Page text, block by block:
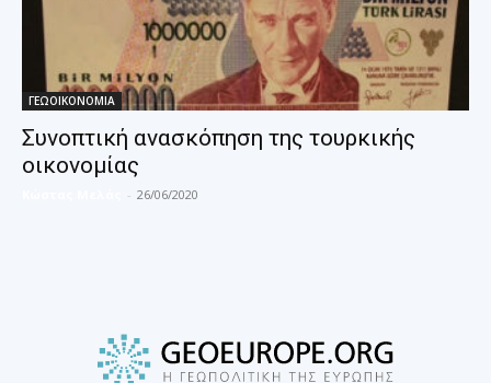
ΓΕΩΟΙΚΟΝΟΜΙΑ
Συνοπτική ανασκόπηση της τουρκικής
οικονομίας
- 26/06/2020